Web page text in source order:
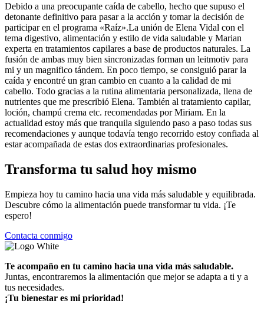
Debido a una preocupante caída de cabello, hecho que supuso el
detonante definitivo para pasar a la acción y tomar la decisión de
participar en el programa «Raíz».La unión de Elena Vidal con el
tema digestivo, alimentación y estilo de vida saludable y Marian
experta en tratamientos capilares a base de productos naturales. La
fusión de ambas muy bien sincronizadas forman un leitmotiv para
mi y un magnifico tándem. En poco tiempo, se consiguió parar la
caída y encontré un gran cambio en cuanto a la calidad de mi
cabello. Todo gracias a la rutina alimentaria personalizada, llena de
nutrientes que me prescribió Elena. También al tratamiento capilar,
loción, champú crema etc. recomendadas por Miriam. En la
actualidad estoy más que tranquila siguiendo paso a paso todas sus
recomendaciones y aunque todavía tengo recorrido estoy confiada al
estar acompañada de estas dos extraordinarias profesionales.
Transforma tu salud hoy mismo
Empieza hoy tu camino hacia una vida más saludable y equilibrada.
Descubre cómo la alimentación puede transformar tu vida. ¡Te
espero!
Contacta conmigo
Te acompaño en tu camino hacia una vida más saludable.
Juntas, encontraremos la alimentación que mejor se adapta a ti y a
tus necesidades.
¡Tu bienestar es mi prioridad!